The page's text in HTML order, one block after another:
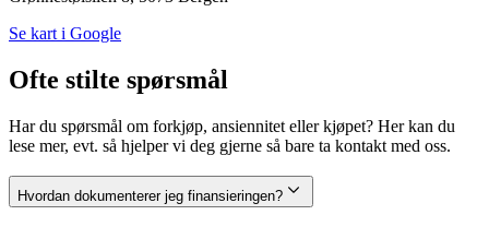
Se kart i Google
Ofte stilte spørsmål
Har du spørsmål om forkjøp, ansiennitet eller kjøpet? Her kan du
lese mer, evt. så hjelper vi deg gjerne så bare ta kontakt med oss.
Hvordan dokumenterer jeg finansieringen?